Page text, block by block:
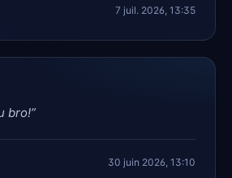
7 juil. 2026, 13:35
bro!”
30 juin 2026, 13:10